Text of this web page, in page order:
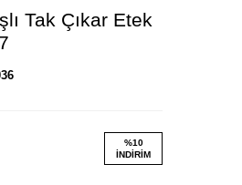
Tak Çıkar Etek
%10
İNDIRIM